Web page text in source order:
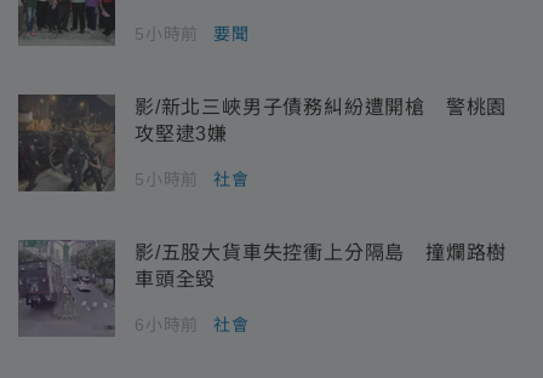
5小時前 要聞
影/新北三峽男子債務糾紛遭開槍 警桃園
攻堅逮3嫌
5小時前 社會
影/五股大貨車失控衝上分隔島 撞爛路樹
車頭全毀
6小時前 社會